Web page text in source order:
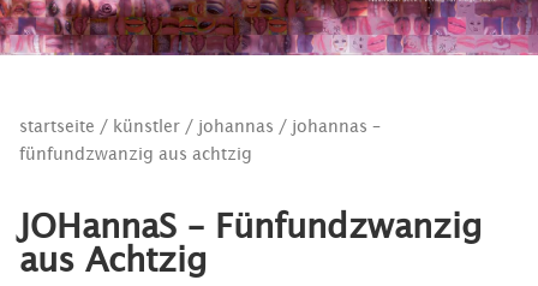
startseite / künstler / johannas / johannas –
fünfundzwanzig aus achtzig
JOHannaS – Fünfundzwanzig
aus Achtzig